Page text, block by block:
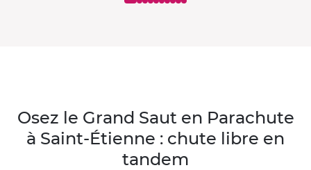
Osez le Grand Saut en Parachute
à Saint-Étienne : chute libre en
tandem